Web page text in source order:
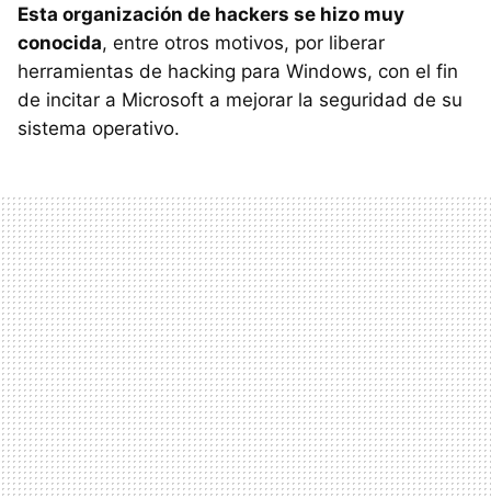
Esta organización de hackers se hizo muy
conocida, entre otros motivos, por liberar
herramientas de hacking para Windows, con el fin
de incitar a Microsoft a mejorar la seguridad de su
sistema operativo.